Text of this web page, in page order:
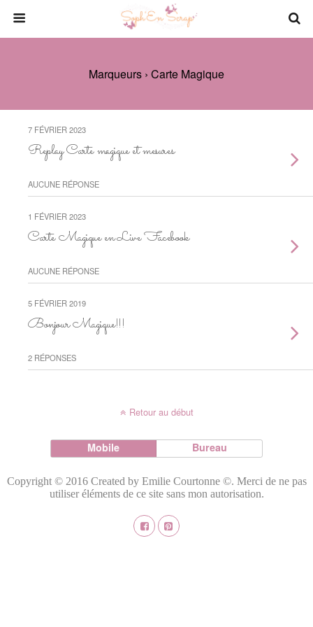
Marqueurs › Carte Magique
7 FÉVRIER 2023
Replay Carte magique et mesures
AUCUNE RÉPONSE
1 FÉVRIER 2023
Carte Magique en Live Facebook
AUCUNE RÉPONSE
5 FÉVRIER 2019
Bonjour Magique!!!
2 RÉPONSES
Retour au début
Mobile Bureau
Copyright © 2016 Created by Emilie Courtonne ©. Merci de ne pas
utiliser éléments de ce site sans mon autorisation.